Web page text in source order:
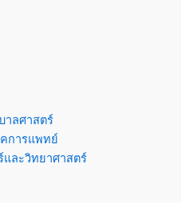
ลศาสตร์
การแพทย์
ละวิทยาศาสตร์